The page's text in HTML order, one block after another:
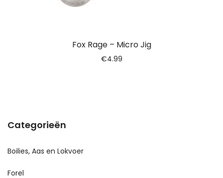
Fox Rage – Micro Jig
€4.99
Categorieën
Boilies, Aas en Lokvoer
Forel